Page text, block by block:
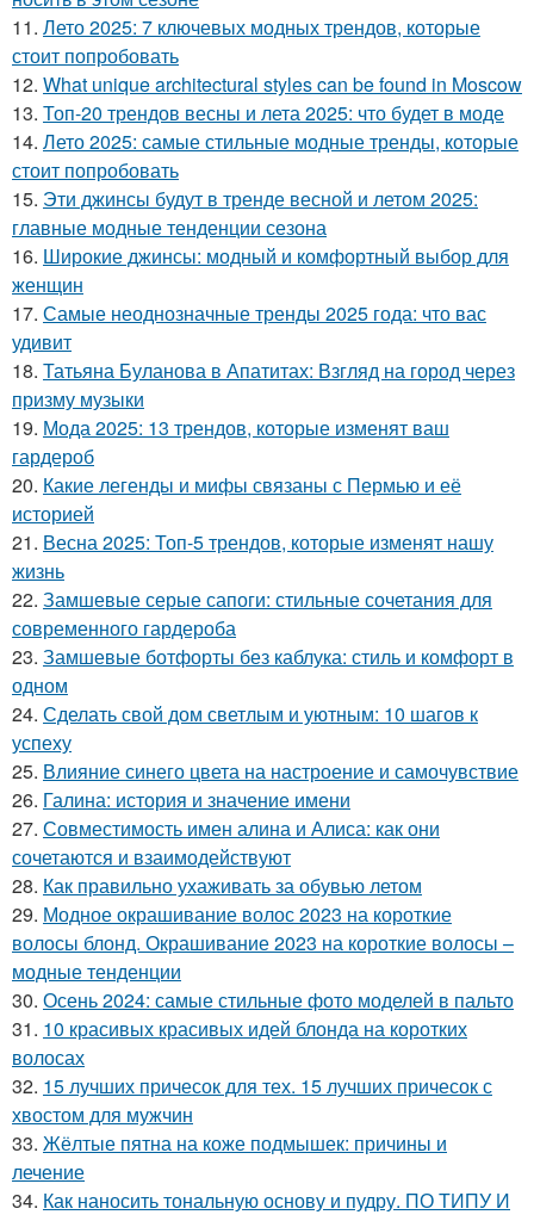
11. Лето 2025: 7 ключевых модных трендов, которые
стоит попробовать
12. What unique architectural styles can be found in Moscow
13. Топ-20 трендов весны и лета 2025: что будет в моде
14. Лето 2025: самые стильные модные тренды, которые
стоит попробовать
15. Эти джинсы будут в тренде весной и летом 2025:
главные модные тенденции сезона
16. Широкие джинсы: модный и комфортный выбор для
женщин
17. Самые неоднозначные тренды 2025 года: что вас
удивит
18. Татьяна Буланова в Апатитах: Взгляд на город через
призму музыки
19. Мода 2025: 13 трендов, которые изменят ваш
гардероб
20. Какие легенды и мифы связаны с Пермью и её
историей
21. Весна 2025: Топ-5 трендов, которые изменят нашу
жизнь
22. Замшевые серые сапоги: стильные сочетания для
современного гардероба
23. Замшевые ботфорты без каблука: стиль и комфорт в
одном
24. Сделать свой дом светлым и уютным: 10 шагов к
успеху
25. Влияние синего цвета на настроение и самочувствие
26. Галина: история и значение имени
27. Совместимость имен алина и Алиса: как они
сочетаются и взаимодействуют
28. Как правильно ухаживать за обувью летом
29. Модное окрашивание волос 2023 на короткие
волосы блонд. Окрашивание 2023 на короткие волосы –
модные тенденции
30. Осень 2024: самые стильные фото моделей в пальто
31. 10 красивых красивых идей блонда на коротких
волосах
32. 15 лучших причесок для тех. 15 лучших причесок с
хвостом для мужчин
33. Жёлтые пятна на коже подмышек: причины и
лечение
34. Как наносить тональную основу и пудру. ПО ТИПУ И